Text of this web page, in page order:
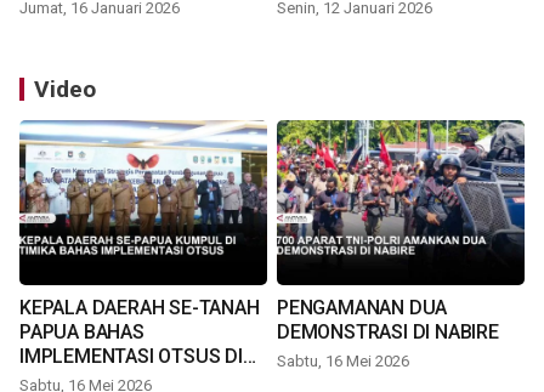
Jumat, 16 Januari 2026 Senin, 12 Januari 2026
Video
KEPALA DAERAH SE-TANAH
PAPUA BAHAS
IMPLEMENTASI OTSUS DI
TIMIKA
Sabtu, 16 Mei 2026
PENGAMANAN DUA
DEMONSTRASI DI NABIRE
Sabtu, 16 Mei 2026